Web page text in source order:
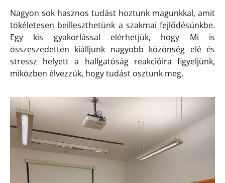
Nagyon sok hasznos tudást hoztunk magunkkal, amit
tökéletesen beilleszthetünk a szakmai fejlődésünkbe.
Egy kis gyakorlással elérhetjük, hogy Mi is
összeszedetten kiálljunk nagyobb közönség elé és
stressz helyett a hallgatóság reakcióira figyeljünk,
miközben élvezzük, hogy tudást osztunk meg.